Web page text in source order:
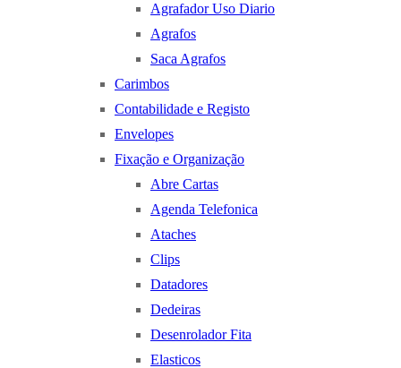
Agrafador Uso Diario
Agrafos
Saca Agrafos
Carimbos
Contabilidade e Registo
Envelopes
Fixação e Organização
Abre Cartas
Agenda Telefonica
Ataches
Clips
Datadores
Dedeiras
Desenrolador Fita
Elasticos